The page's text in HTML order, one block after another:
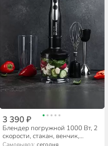
3 390 ₽
Блендер погружной 1000 Вт, 2
скорости, стакан, венчик,
измельчитель, Polaris, PHB